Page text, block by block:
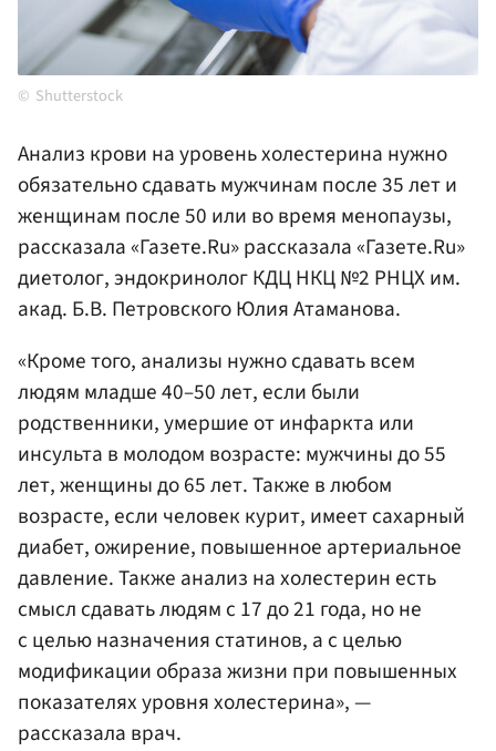
Shutterstock
Анализ крови на уровень холестерина нужно
обязательно сдавать мужчинам после 35 лет и
женщинам после 50 или во время менопаузы,
рассказала «Газете.Ru» рассказала «Газете.Ru»
диетолог, эндокринолог КДЦ НКЦ №2 РНЦХ им.
акад. Б.В. Петровского Юлия Атаманова.
«Кроме того, анализы нужно сдавать всем
людям младше 40–50 лет, если были
родственники, умершие от инфаркта или
инсульта в молодом возрасте: мужчины до 55
лет, женщины до 65 лет. Также в любом
возрасте, если человек курит, имеет сахарный
диабет, ожирение, повышенное артериальное
давление. Также анализ на холестерин есть
смысл сдавать людям с 17 до 21 года, но не
с целью назначения статинов, а с целью
модификации образа жизни при повышенных
показателях уровня холестерина», —
рассказала врач.